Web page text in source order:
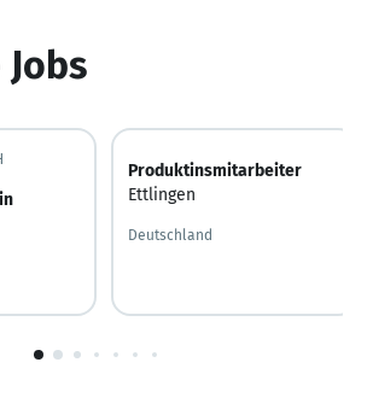
Produktinsmitarbeiter
Ettlingen
Deutschland